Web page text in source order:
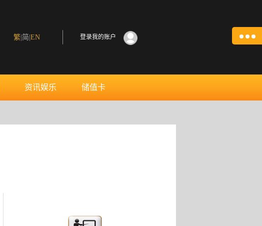
繁 简 EN 登录我的账户
资讯娱乐 储值卡